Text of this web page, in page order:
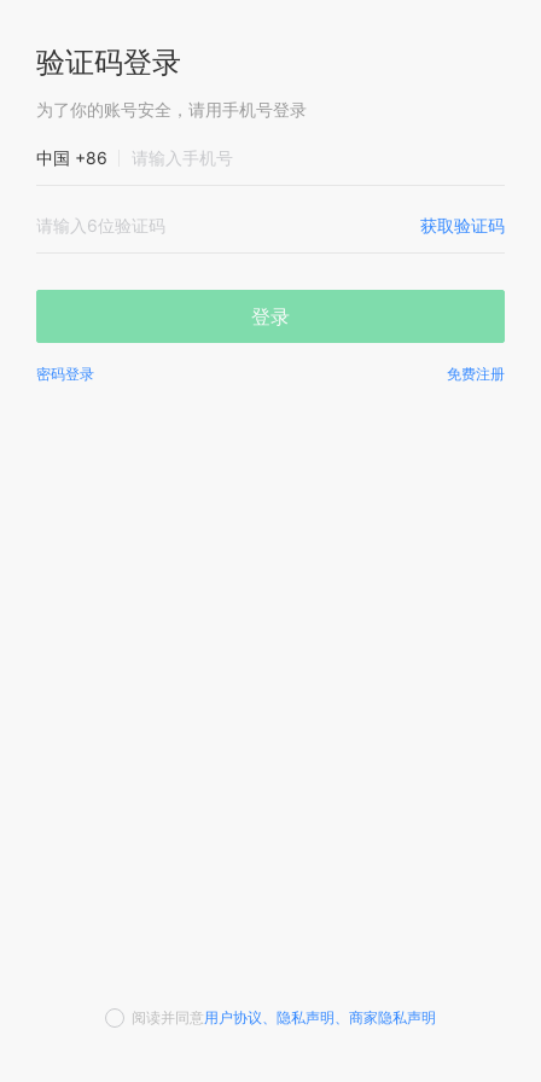
验证码登录
为了你的账号安全，请用手机号登录
中国 +86
获取验证码
登录
密码登录 免费注册
阅读并同意用户协议、 隐私声明、 商家隐私声明